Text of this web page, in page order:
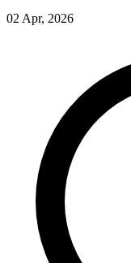
02 Apr, 2026